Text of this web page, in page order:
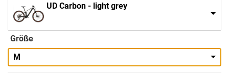
UD Carbon - light grey
Größe
M